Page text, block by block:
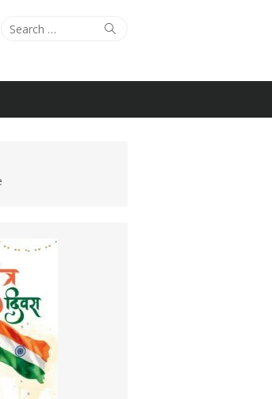
Search
Search